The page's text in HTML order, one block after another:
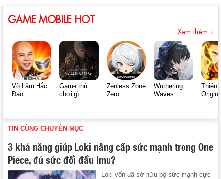
GAME MOBILE HOT
Xem thêm
Võ Lâm Hắc
Đạo
Game thủ
chơi gì
Zenless Zone
Zero
Wuthering
Waves
Thiên
Origin
TIN CÙNG CHUYÊN MỤC
3 khả năng giúp Loki nâng cấp sức mạnh trong One
Piece, đủ sức đối đầu Imu?
Loki vốn đã sở hữu bộ sức mạnh cực